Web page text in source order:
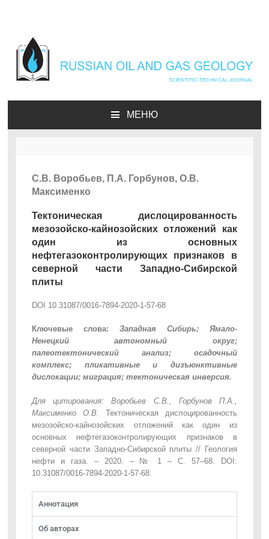
Геология нефти и газа |
Russian oil & gas
geology
МЕНЮ
С.В. Воробьев, П.А. Горбунов, О.В.
Максименко
Тектоническая дислоцированность
мезозойско-кайнозойских отложений как
один из основных
нефтегазоконтролирующих признаков в
северной части Западно-Сибирской
плиты
DOI 10.31087/0016-7894-2020‑1‑57‑68
Ключевые слова: Западная Сибирь; Ямало-
Ненецкий автономный округ;
палеотектонический анализ; осадочный
комплекс; пликативные и дизъюнктивные
дислокации; миграция; тектоническая инверсия.
Для цитирования: Воробьев С.В., Горбунов П.А.,
Максименко О.В. Тектоническая дислоцированность
мезозойско‑кайнозойских отложений как один из
основных нефтегазоконтролирующих признаков в
северной части Западно‑Сибирской плиты // Геология
нефти и газа. – 2020. – № 1 – С. 57–68. DOI:
10.31087/0016‑7894‑2020‑1‑57‑68.
Аннотация
Об авторах